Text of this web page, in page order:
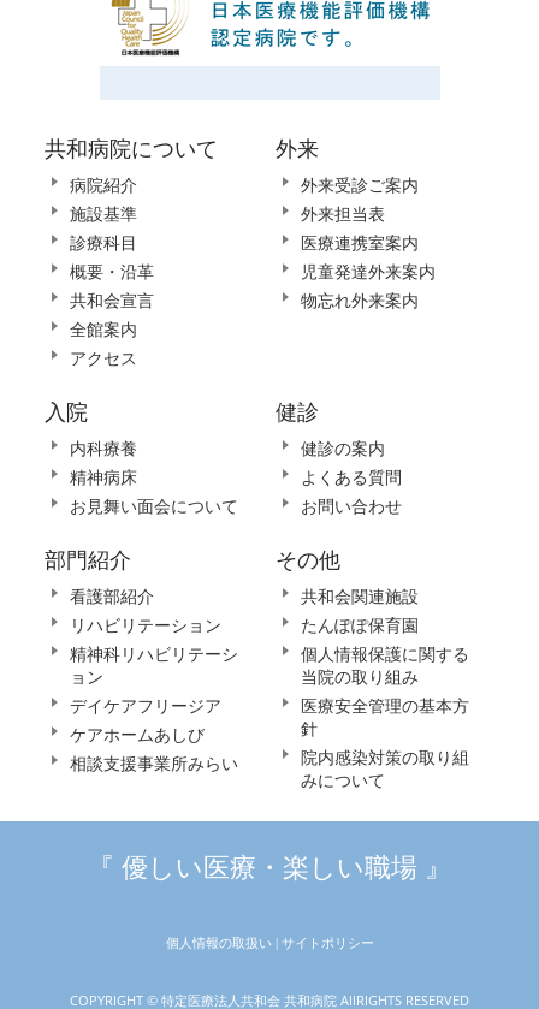
共和病院について
病院紹介
施設基準
診療科目
概要・沿革
共和会宣言
全館案内
アクセス
外来
外来受診ご案内
外来担当表
医療連携室案内
児童発達外来案内
物忘れ外来案内
入院
内科療養
精神病床
お見舞い面会について
健診
健診の案内
よくある質問
お問い合わせ
部門紹介
看護部紹介
リハビリテーション
精神科リハビリテーシ
ョン
デイケアフリージア
ケアホームあしび
相談支援事業所みらい
その他
共和会関連施設
たんぽぽ保育園
個人情報保護に関する
当院の取り組み
医療安全管理の基本方
針
院内感染対策の取り組
みについて
『 優しい医療・楽しい職場 』
個人情報の取扱い | サイトポリシー
COPYRIGHT © 特定医療法人共和会 共和病院 AllRIGHTS RESERVED